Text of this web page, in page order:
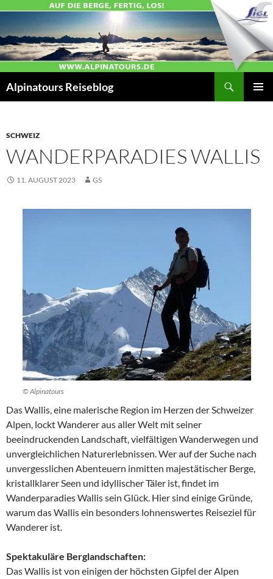
springen
Alpinatours Reiseblog
SCHWEIZ
WANDERPARADIES WALLIS
11. AUGUST 2023 GS
© Alpinatours
Das Wallis, eine malerische Region im Herzen der Schweizer
Alpen, lockt Wanderer aus aller Welt mit seiner
beeindruckenden Landschaft, vielfältigen Wanderwegen und
unvergleichlichen Naturerlebnissen. Wer auf der Suche nach
unvergesslichen Abenteuern inmitten majestätischer Berge,
kristallklarer Seen und idyllischer Täler ist, findet im
Wanderparadies Wallis sein Glück. Hier sind einige Gründe,
warum das Wallis ein besonders lohnenswertes Reiseziel für
Wanderer ist.
Spektakuläre Berglandschaften:
Das Wallis ist von einigen der höchsten Gipfel der Alpen